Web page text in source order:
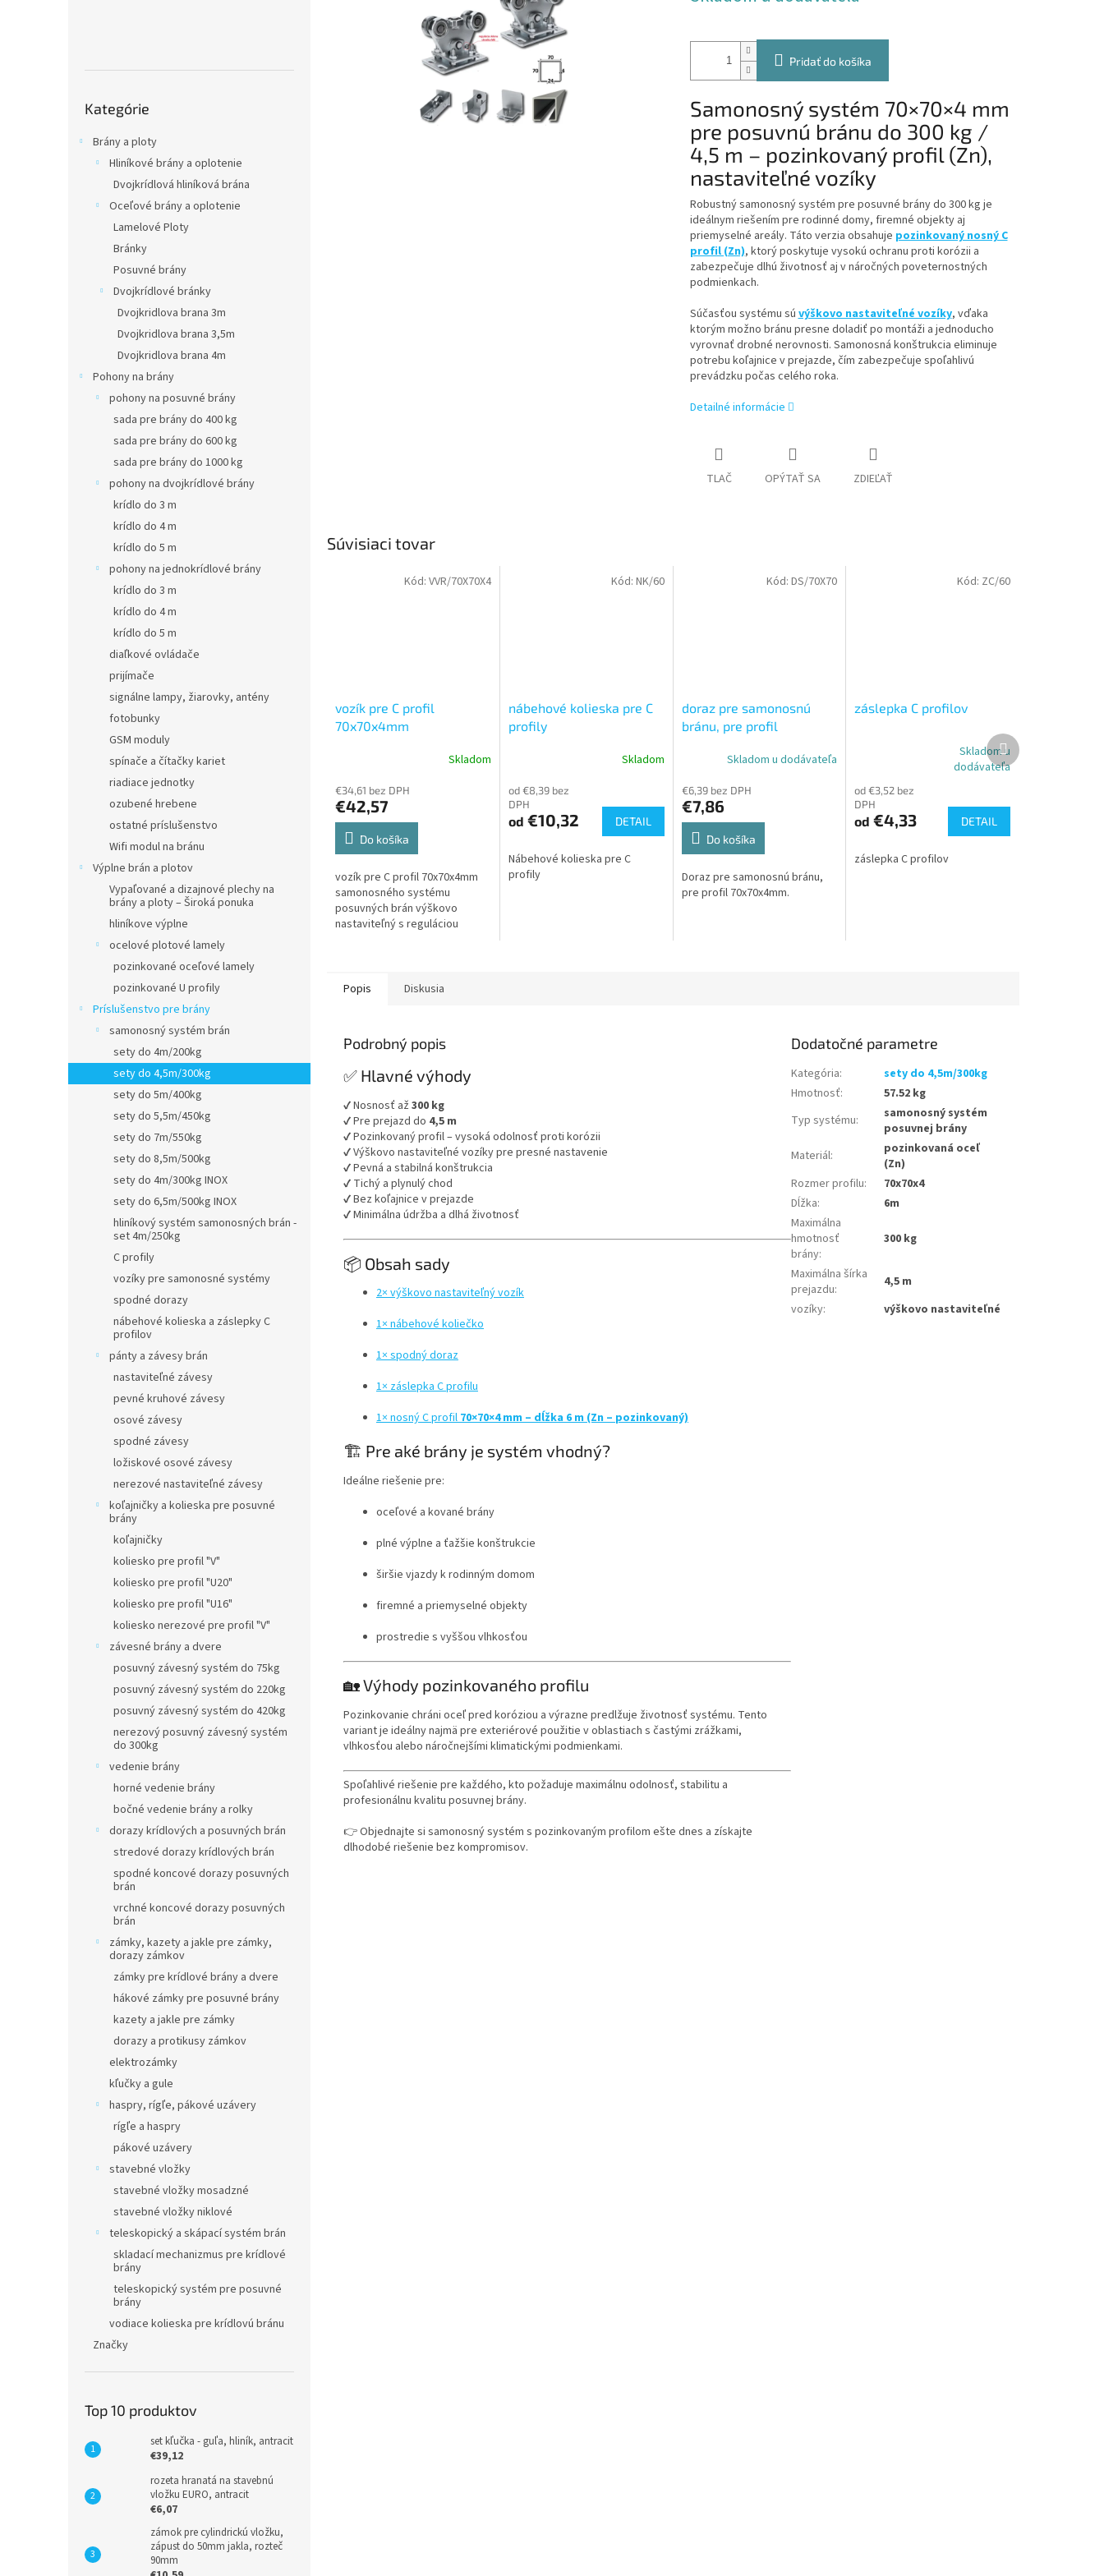
kategórie
Kategórie
Brány a ploty
Hliníkové brány a oplotenie
Dvojkrídlová hliníková brána
Oceľové brány a oplotenie
Lamelové Ploty
Bránky
Posuvné brány
Dvojkrídlové bránky
Dvojkridlova brana 3m
Dvojkridlova brana 3,5m
Dvojkridlova brana 4m
Pohony na brány
pohony na posuvné brány
sada pre brány do 400 kg
sada pre brány do 600 kg
sada pre brány do 1000 kg
pohony na dvojkrídlové brány
krídlo do 3 m
krídlo do 4 m
krídlo do 5 m
pohony na jednokrídlové brány
krídlo do 3 m
krídlo do 4 m
krídlo do 5 m
diaľkové ovládače
prijímače
signálne lampy, žiarovky, antény
fotobunky
GSM moduly
spínače a čítačky kariet
riadiace jednotky
ozubené hrebene
ostatné príslušenstvo
Wifi modul na bránu
Výplne brán a plotov
Vypaľované a dizajnové plechy na
brány a ploty – Široká ponuka
hliníkove výplne
ocelové plotové lamely
pozinkované oceľové lamely
pozinkované U profily
Príslušenstvo pre brány
samonosný systém brán
sety do 4m/200kg
sety do 4,5m/300kg
sety do 5m/400kg
sety do 5,5m/450kg
sety do 7m/550kg
sety do 8,5m/500kg
sety do 4m/300kg INOX
sety do 6,5m/500kg INOX
hliníkový systém samonosných brán -
set 4m/250kg
C profily
vozíky pre samonosné systémy
spodné dorazy
nábehové kolieska a záslepky C
profilov
pánty a závesy brán
nastaviteľné závesy
pevné kruhové závesy
osové závesy
spodné závesy
ložiskové osové závesy
nerezové nastaviteľné závesy
koľajničky a kolieska pre posuvné
brány
koľajničky
koliesko pre profil "V"
koliesko pre profil "U20"
koliesko pre profil "U16"
koliesko nerezové pre profil "V"
závesné brány a dvere
posuvný závesný systém do 75kg
posuvný závesný systém do 220kg
posuvný závesný systém do 420kg
nerezový posuvný závesný systém
do 300kg
vedenie brány
horné vedenie brány
bočné vedenie brány a rolky
dorazy krídlových a posuvných brán
stredové dorazy krídlových brán
spodné koncové dorazy posuvných
brán
vrchné koncové dorazy posuvných
brán
zámky, kazety a jakle pre zámky,
dorazy zámkov
zámky pre krídlové brány a dvere
hákové zámky pre posuvné brány
kazety a jakle pre zámky
dorazy a protikusy zámkov
elektrozámky
kľučky a gule
haspry, rígľe, pákové uzávery
rígľe a haspry
pákové uzávery
stavebné vložky
stavebné vložky mosadzné
stavebné vložky niklové
teleskopický a skápací systém brán
skladací mechanizmus pre krídlové
brány
teleskopický systém pre posuvné
brány
vodiace kolieska pre krídlovú bránu
Značky
Top 10 produktov
set kľučka - guľa, hliník, antracit
€39,12
rozeta hranatá na stavebnú
vložku EURO, antracit
€6,07
zámok pre cylindrickú vložku,
zápust do 50mm jakla, rozteč
90mm
Pridať do košíka
Samonosný systém 70×70×4 mm
pre posuvnú bránu do 300 kg /
4,5 m – pozinkovaný profil (Zn),
nastaviteľné vozíky
Robustný samonosný systém pre posuvné brány do 300 kg je
ideálnym riešením pre rodinné domy, firemné objekty aj
priemyselné areály. Táto verzia obsahuje pozinkovaný nosný C
profil (Zn), ktorý poskytuje vysokú ochranu proti korózii a
zabezpečuje dlhú životnosť aj v náročných poveternostných
podmienkach.
Súčasťou systému súvýškovo nastaviteľné vozíky, vďaka
ktorým možno bránu presne doladiť po montáži a jednoducho
vyrovnať drobné nerovnosti. Samonosná konštrukcia eliminuje
potrebu koľajnice v prejazde, čím zabezpečuje spoľahlivú
prevádzku počas celého roka.
Detailné informácie
TLAČ OPÝTAŤ SA ZDIEĽAŤ
Súvisiaci tovar
vozík pre C profil
70x70x4mm
posuvných brán výškovo
sklonu, 5x oceľové
koliesko s ložiskom
produktu
je
5,0
5
hviezdičiek.
Skladom
€34,61 bez DPH
€42,57
Do košíka
vozík pre C profil 70x70x4mm
samonosného systému
posuvných brán výškovo
nastaviteľný s reguláciou
Kód: VVR/70X70X4
nábehové kolieska pre C
profily
produktu
je
5,0
5
hviezdičiek.
Skladom
od €8,39 bez
DPH
od €10,32 DETAIL
Nábehové kolieska pre C
profily
Kód: NK/60
doraz pre samonosnú
bránu, pre profil
Skladom u dodávateľa
€6,39 bez DPH
€7,86
Do košíka
Doraz pre samonosnú bránu,
pre profil 70x70x4mm.
Kód:DS/70X70
záslepka C profilov
produktu
je
5,0
5
Skladom u
dodávateľa
od €3,52 bez
DPH
od €4,33 DETAIL
záslepka C profilov
Kód: ZC/60
Ďalší
produkt
Popis Diskusia
Podrobný popis
✅ Hlavné výhody
✔ Nosnosť až 300 kg
✔ Pre prejazd do 4,5 m
✔ Pozinkovaný profil – vysoká odolnosť proti korózii
✔ Výškovo nastaviteľné vozíky pre presné nastavenie
✔ Pevná a stabilná konštrukcia
✔ Tichý a plynulý chod
✔ Bez koľajnice v prejazde
✔ Minimálna údržba a dlhá životnosť
📦 Obsah sady
2× výškovo nastaviteľný vozík
1× nábehové koliečko
1× spodný doraz
1× záslepka C profilu
1× nosný C profil70×70×4 mm – dĺžka 6 m (Zn – pozinkovaný)
🏗 Pre aké brány je systém vhodný?
Ideálne riešenie pre:
oceľové a kované brány
plné výplne a ťažšie konštrukcie
širšie vjazdy k rodinným domom
firemné a priemyselné objekty
prostredie s vyššou vlhkosťou
🏡 Výhody pozinkovaného profilu
Pozinkovanie chráni oceľ pred koróziou a výrazne predlžuje životnosť systému. Tento
variant je ideálny najmä pre exteriérové použitie v oblastiach s častými zrážkami,
vlhkosťou alebo náročnejšími klimatickými podmienkami.
Spoľahlivé riešenie pre každého, kto požaduje maximálnu odolnosť, stabilitu a
profesionálnu kvalitu posuvnej brány.
👉 Objednajte si samonosný systém s pozinkovaným profilom ešte dnes a získajte
dlhodobé riešenie bez kompromisov.
Dodatočné parametre
Kategória:
sety do 4,5m/300kg
Hmotnosť:
57.52 kg
Typ systému:
samonosný systém
posuvnej brány
Materiál:
pozinkovaná oceľ
(Zn)
Rozmer profilu:
70x70x4
Dĺžka:
6m
Maximálna
hmotnosť
brány:
300 kg
Maximálna šírka
prejazdu:
4,5 m
vozíky: výškovo nastaviteľné